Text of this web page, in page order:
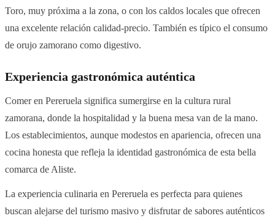
Toro, muy próxima a la zona, o con los caldos locales que ofrecen
una excelente relación calidad-precio. También es típico el consumo
de orujo zamorano como digestivo.
Experiencia gastronómica auténtica
Comer en Pereruela significa sumergirse en la cultura rural
zamorana, donde la hospitalidad y la buena mesa van de la mano.
Los establecimientos, aunque modestos en apariencia, ofrecen una
cocina honesta que refleja la identidad gastronómica de esta bella
comarca de Aliste.
La experiencia culinaria en Pereruela es perfecta para quienes
buscan alejarse del turismo masivo y disfrutar de sabores auténticos